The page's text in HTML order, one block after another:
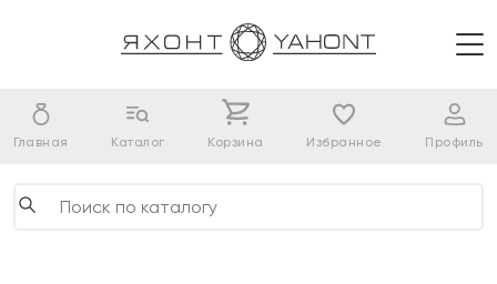
Главная Каталог Корзина Избранное Профиль